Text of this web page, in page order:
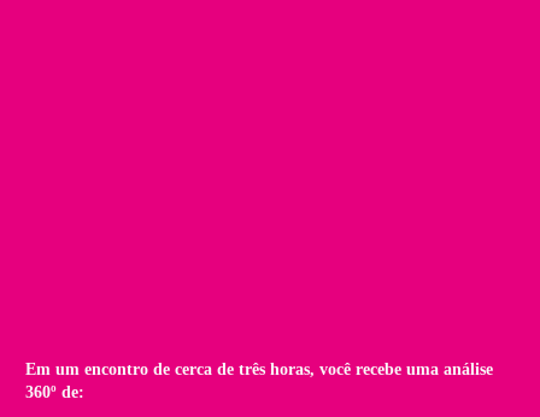
Em um encontro de cerca de três horas, você recebe uma análise
360º de: